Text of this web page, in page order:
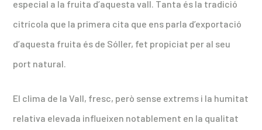
especial a la fruita d’aquesta vall. Tanta és la tradició
citrícola que la primera cita que ens parla d’exportació
d’aquesta fruita és de Sóller, fet propiciat per al seu
port natural.
El clima de la Vall, fresc, però sense extrems i la humitat
relativa elevada influeixen notablement en la qualitat